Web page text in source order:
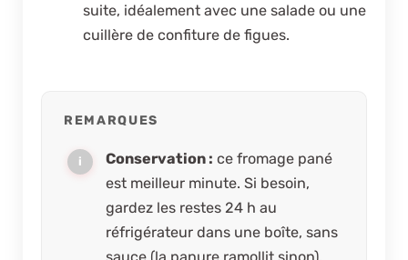
suite, idéalement avec une salade ou une
cuillère de confiture de figues.
REMARQUES
Conservation : ce fromage pané
est meilleur minute. Si besoin,
gardez les restes 24 h au
réfrigérateur dans une boîte, sans